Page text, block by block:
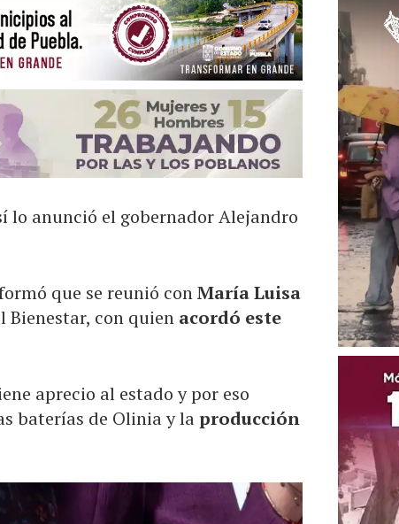
lo anunció el gobernador Alejandro
que se reunió conMaría Luisa
Bienestar, con quien acordó este
aprecio al estado y por eso
baterías de Olinia y laproducción